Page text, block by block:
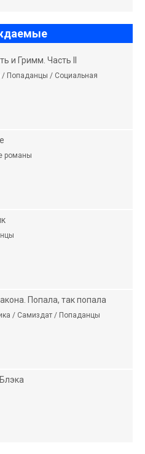
и Гримм. Часть II
/ Попаданцы / Социальная
романы
Попала, так попала
/ Самиздат / Попаданцы